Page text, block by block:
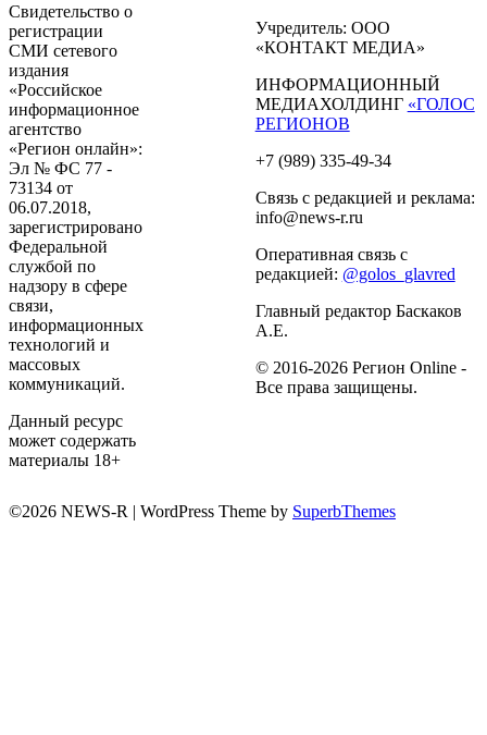
Свидетельство о
регистрации
СМИ сетевого
издания
«Российское
информационное
агентство
«Регион онлайн»:
Эл № ФС 77 -
73134 от
06.07.2018,
зарегистрировано
Федеральной
службой по
надзору в сфере
связи,
информационных
технологий и
массовых
коммуникаций.
Данный ресурс
может содержать
материалы 18+
Учредитель: ООО
«КОНТАКТ МЕДИА»
ИНФОРМАЦИОННЫЙ
МЕДИАХОЛДИНГ «ГОЛОС
РЕГИОНОВ
+7 (989) 335-49-34
Связь с редакцией и реклама:
info@news-r.ru
Оперативная связь с
редакцией: @golos_glavred
Главный редактор Баскаков
А.Е.
© 2016-2026 Регион Online -
Все права защищены.
©2026 NEWS-R | WordPress Theme by SuperbThemes